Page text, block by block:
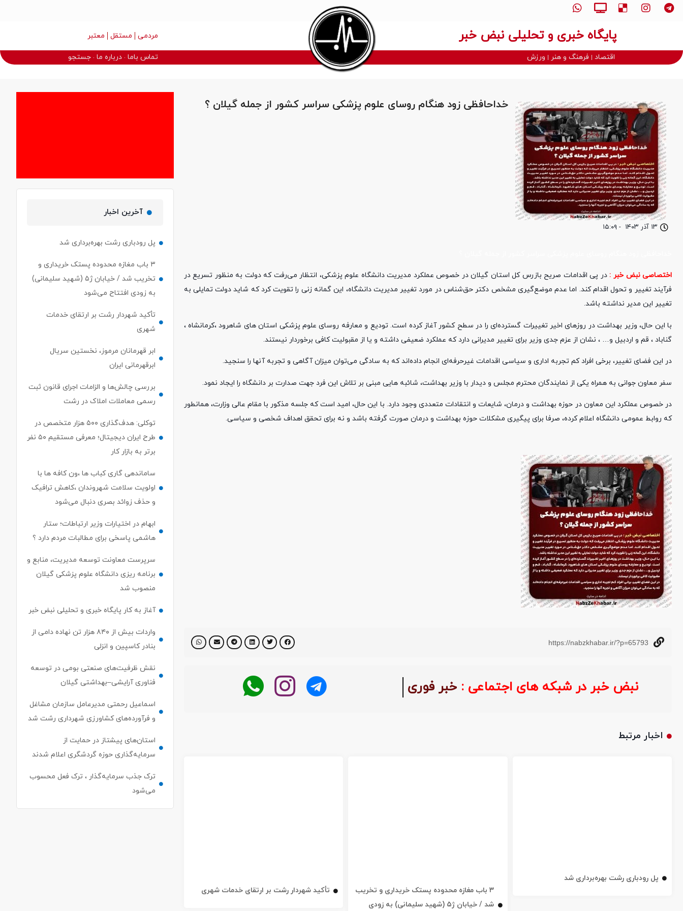
پایگاه خبری و تحلیلی نبض خبر مردمی مستقل معتبر
اقتصاد فرهنگ و هنر ورزش تماس باما درباره ما جستجو
۱۳ آذر ۱۴۰۳ - ۱۵:۰۹
خداحافظی زود هنگام روسای علوم پزشکی سراسر کشور از جمله گیلان ؟
اختصاصی نبض خبر : در پی اقدامات صریح بازرس کل استان گیلان در خصوص عملکرد مدیریت دانشگاه علوم پزشکی، انتظار می‌رفت که دولت به منظور تسریع در
فرآیند تغییر و تحول اقدام کند. اما عدم موضع‌گیری مشخص دکتر حق‌شناس در مورد تغییر مدیریت دانشگاه، این گمانه زنی را تقویت کرد که شاید دولت تمایلی به
تغییر این مدیر نداشته باشد.
با این حال، وزیر بهداشت در روزهای اخیر تغییرات گسترده‌ای را در سطح کشور آغاز کرده است. تودیع و معارفه روسای علوم پزشکی استان های شاهرود ،کرمانشاه ،
گناباد ، قم و اردبیل و… ، نشان از عزم جدی وزیر برای تغییر مدیرانی دارد که عملکرد ضعیفی داشته و یا از مقبولیت کافی برخوردار نیستند.
در این فضای تغییر، برخی افراد کم تجربه اداری و سیاسی اقدامات غیرحرفه‌ای انجام داده‌اند که به سادگی می‌توان میزان آگاهی و تجربه آنها را سنجید.
سفر معاون جوانی به همراه یکی از نمایندگان محترم مجلس و دیدار با وزیر بهداشت، شائبه هایی مبنی بر تلاش این فرد جهت صدارت بر دانشگاه را ایجاد نمود.
در خصوص عملکرد این معاون در حوزه بهداشت و درمان، شایعات و انتقادات متعددی وجود دارد. با این حال، امید است که جلسه مذکور با مقام عالی وزارت، همانطور
که روابط عمومی دانشگاه اعلام کرده، صرفا برای پیگیری مشکلات حوزه بهداشت و درمان صورت گرفته باشد و نه برای تحقق اهداف شخصی و سیاسی.
https://nabzkhabar.ir/?p=65793
نبض خبر در شبکه های اجتماعی : خبر فوری
اخبار مرتبط
پل رودباری رشت بهره‌برداری شد
۳ باب مغازه محدوده پستک خریداری و تخریب
شد / خیابان ژ۵ (شهید سلیمانی) به زودی
تأکید شهردار رشت بر ارتقای خدمات شهری
آخرین اخبار
پل رودباری رشت بهره‌برداری شد
۳ باب مغازه محدوده پستک خریداری و
تخریب شد / خیابان ژ۵ (شهید سلیمانی)
به زودی افتتاح می‌شود
تأکید شهردار رشت بر ارتقای خدمات
شهری
ابر قهرمانان مرموز، نخستین سریال
ابرقهرمانی ایران
بررسی چالش‌ها و الزامات اجرای قانون ثبت
رسمی معاملات املاک در رشت
توکلی: هدف‌گذاری ۵۰۰ هزار متخصص در
طرح ایران دیجیتال؛ معرفی مستقیم ۵۰ نفر
برتر به بازار کار
ساماندهی گاری کباب ها ،ون کافه ها با
اولویت سلامت شهروندان ،کاهش ترافیک
و حذف زوائد بصری دنبال می‌شود
ابهام در اختیارات وزیر ارتباطات؛ ستار
هاشمی پاسخی برای مطالبات مردم دارد ؟
سرپرست معاونت توسعه مدیریت، منابع و
برنامه ریزی دانشگاه علوم پزشکی گیلان
منصوب شد
آغاز به کار پایگاه خبری و تحلیلی نبض خبر
واردات بیش از ۸۴۰ هزار تن نهاده دامی از
بنادر كاسپین و انزلی
نقش ظرفیت‌های صنعتی بومی در توسعه
فناوری آرایشی–بهداشتی گیلان
اسماعیل رحمتی مدیرعامل سازمان مشاغل
و فرآورده‌های کشاورزی شهرداری رشت شد
استان‌های پیشتاز در حمایت از
سرمایه‌گذاری حوزه گردشگری اعلام شدند
ترک جذب سرمایه‌گذار ، ترک فعل محسوب
می‌شود